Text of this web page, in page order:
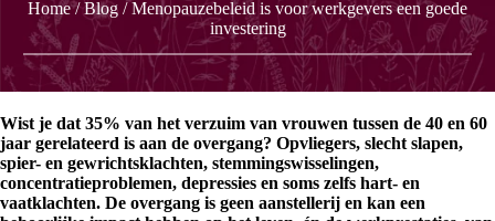
Home/Blog /Menopauzebeleid is voor werkgevers een goede
investering
Wist je dat 35% van het verzuim van vrouwen tussen de 40 en 60
jaar gerelateerd is aan de overgang? Opvliegers, slecht slapen,
spier- en gewrichtsklachten, stemmingswisselingen,
concentratieproblemen, depressies en soms zelfs hart- en
vaatklachten. De overgang is geen aanstellerij en kan een